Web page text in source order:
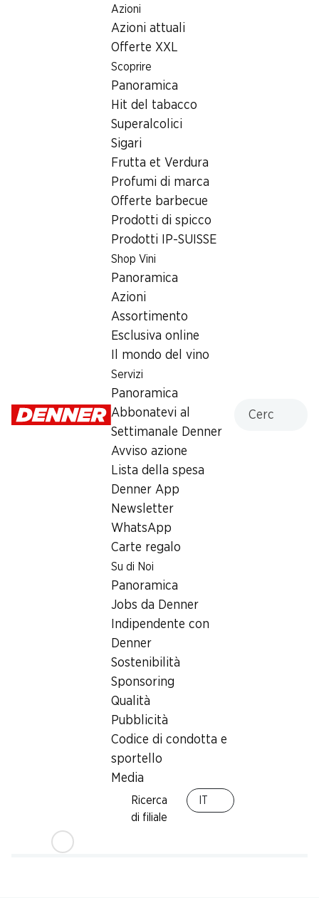
Azioni
Azioni attuali
Offerte XXL
Scoprire
Panoramica
Hit del tabacco
Superalcolici
Sigari
Frutta et Verdura
Profumi di marca
Offerte barbecue
Prodotti di spicco
Prodotti IP-SUISSE
Shop Vini
Panoramica
Azioni
Assortimento
Esclusiva online
Il mondo del vino
Servizi
Panoramica
Abbonatevi al
Settimanale Denner
Avviso azione
Lista della spesa
Denner App
Newsletter
WhatsApp
Carte regalo
Su di Noi
Panoramica
Jobs da Denner
Indipendente con
Denner
Sostenibilità
Sponsoring
Qualità
Pubblicità
Codice di condotta e
sportello
Media
Ricerca
di filiale
Ricerca di filiale
Filiale Denner Via Mercole 6, 6877 Coldrerio
6877 Coldrerio
Via Mercole 6, 6877 Coldrerio
Orari di apertura
Martedì 08:00 - 19:00
Orari di apertura speciali
Prelievo di contanti con Post-Card / M-Card